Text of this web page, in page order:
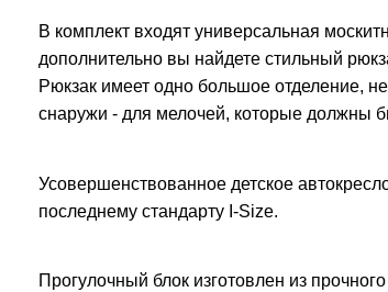
В комплект входят универсальная
дополнительно вы найдете стильный
Рюкзак имеет одно большое отделение,
снаружи - для мелочей, которые должны
Усовершенствованное детское
последнему стандарту I-Size.
Прогулочный блок изготовлен из